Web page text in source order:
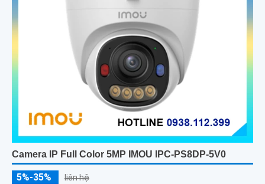
Camera IP Full Color 5MP IMOU IPC-PS8DP-5V0
5%-35% liên hệ